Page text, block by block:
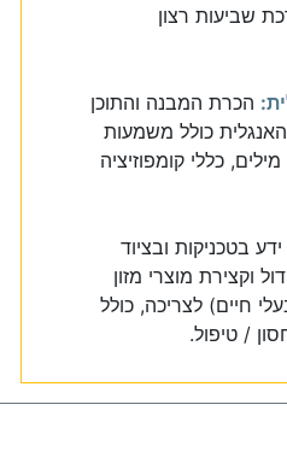
שביעות רצון
הכרת המבנה והתוכן
כולל משמעות
כללי קומפוזיציה
ידע בטכניקות ובציוד
וקצירת מוצרי מזון
חיים) לצריכה, כולל
/ טיפול.